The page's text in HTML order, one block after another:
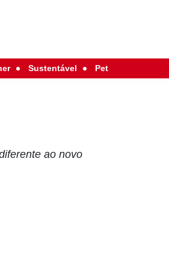
Sustentável Pet
ao novo